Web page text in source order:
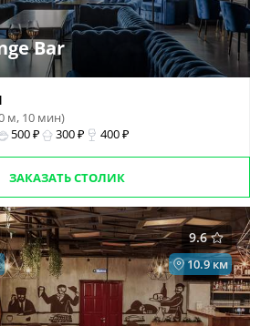
Bar
м, 10 мин)
500 ₽ 300 ₽ 400 ₽
ЗАКАЗАТЬ СТОЛИК
9.6
10.9 км